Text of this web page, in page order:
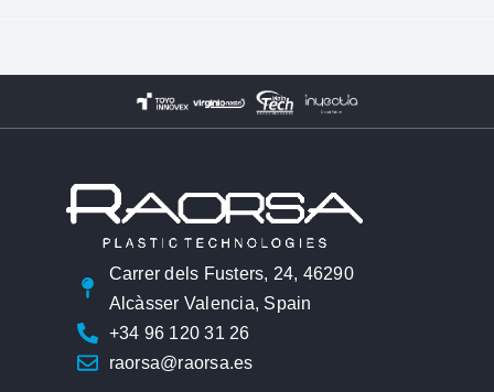
Carrer dels Fusters, 24, 46290
Alcàsser Valencia, Spain
+34 96 120 31 26
raorsa@raorsa.es